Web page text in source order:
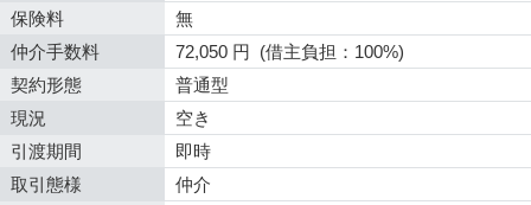
保険料
無
仲介手数料
72,050 円 (借主負担：100%)
契約形態
普通型
現況
空き
引渡期間
即時
取引態様
仲介